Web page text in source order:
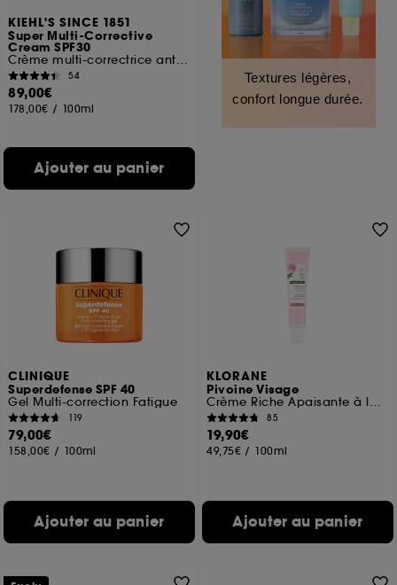
KIEHL'S SINCE 1851
Super Multi-Corrective
Cream SPF30
Crème multi-correctrice anti-âge SPF30
54
89,00€
178,00€ / 100ml
Ajouter au panier
Textures légères,
confort longue durée.
CLINIQUE
Superdefense SPF 40
Gel Multi-correction Fatigue
119
79,00€
158,00€ / 100ml
Ajouter au panier
KLORANE
Pivoine Visage
Crème Riche Apaisante à la Pivoine BIO
85
19,90€
49,75€ / 100ml
Ajouter au panier